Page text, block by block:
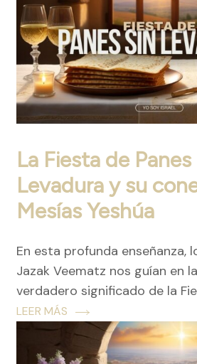
La Fiesta de Panes
Levadura y su
Mesías Yeshúa
En esta profunda enseñanza,
Jazak Veematz nos guían en
verdadero significado de la
LEER MÁS